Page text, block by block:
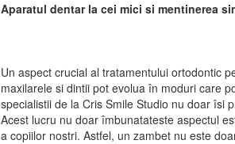
Aparatul dentar la cei mici si mentinerea
Un aspect crucial al tratamentului ortodontic
maxilarele si dintii pot evolua în moduri care
specialistii de la Cris Smile Studio nu doar îsi
Acest lucru nu doar îmbunatateste aspectul
a copiilor nostri. Astfel, un zambet nu este